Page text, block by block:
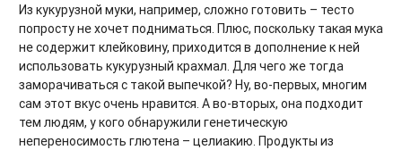
Из кукурузной муки, например, сложно готовить – тесто
попросту не хочет подниматься. Плюс, поскольку такая мука
не содержит клейковину, приходится в дополнение к ней
использовать кукурузный крахмал. Для чего же тогда
заморачиваться с такой выпечкой? Ну, во-первых, многим
сам этот вкус очень нравится. А во-вторых, она подходит
тем людям, у кого обнаружили генетическую
непереносимость глютена – целиакию. Продукты из